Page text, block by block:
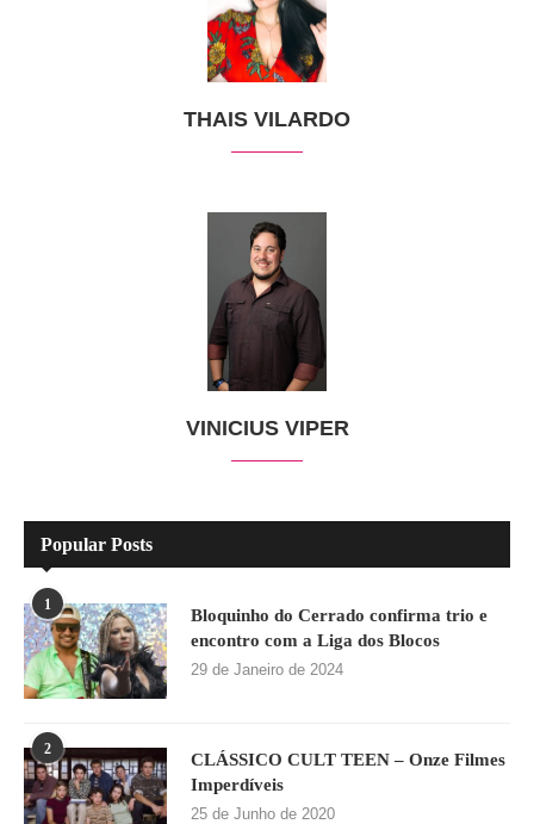
THAIS VILARDO
VINICIUS VIPER
Popular Posts
1
Bloquinho do Cerrado confirma trio e
encontro com a Liga dos Blocos
29 de Janeiro de 2024
2
CLÁSSICO CULT TEEN – Onze Filmes
Imperdíveis
25 de Junho de 2020